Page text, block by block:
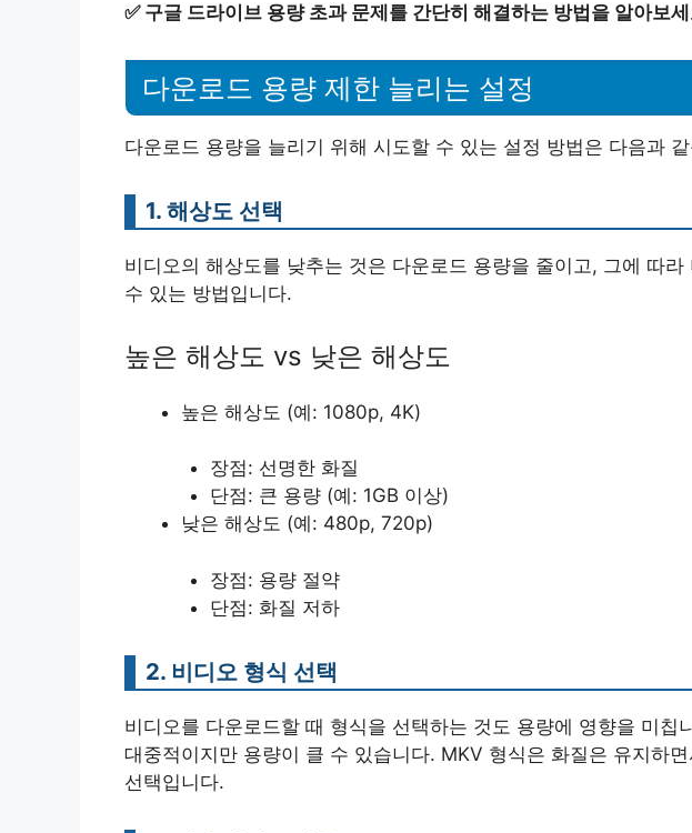
✅ 구글 드라이브 용량 초과 문제를 간단히 해결하는 방법을 알아보
다운로드 용량 제한 늘리는 설정
다운로드 용량을 늘리기 위해 시도할 수 있는 설정 방법은 다음과
1. 해상도 선택
비디오의 해상도를 낮추는 것은 다운로드 용량을 줄이고, 그에 따
수 있는 방법입니다.
높은 해상도 vs 낮은 해상도
높은 해상도 (예: 1080p, 4K)
장점: 선명한 화질
단점: 큰 용량 (예: 1GB 이상)
낮은 해상도 (예: 480p, 720p)
장점: 용량 절약
단점: 화질 저하
2. 비디오 형식 선택
비디오를 다운로드할 때 형식을 선택하는 것도 용량에 영향을 미칩
대중적이지만 용량이 클 수 있습니다. MKV 형식은 화질은 유지하
선택입니다.